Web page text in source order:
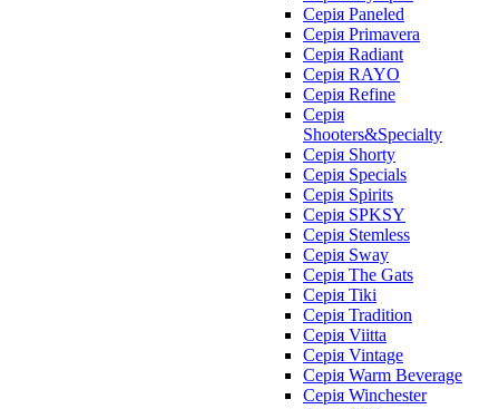
Серія Paneled
Серія Primavera
Серія Radiant
Серія RAYO
Серія Refine
Серія
Shooters&Specialty
Серія Shorty
Серія Specials
Серія Spirits
Серія SPKSY
Серія Stemless
Серія Sway
Серія The Gats
Серія Tiki
Серія Tradition
Серія Viitta
Серія Vintage
Серія Warm Beverage
Серія Winchester